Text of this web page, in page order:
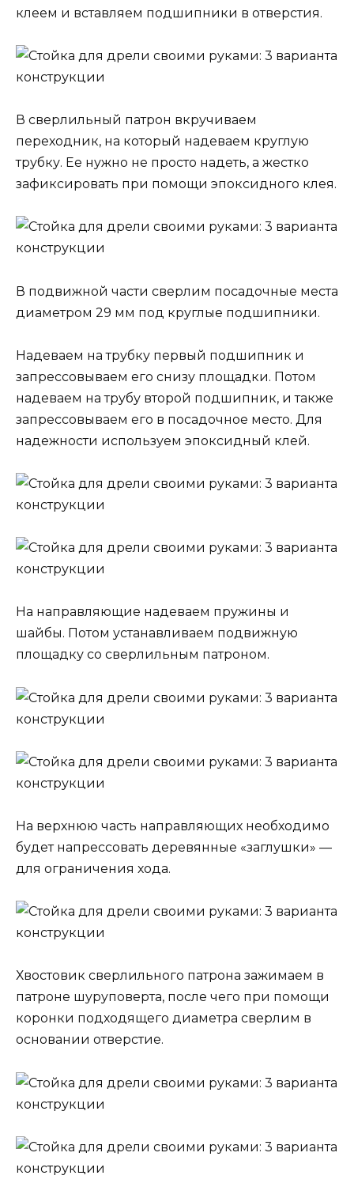
клеем и вставляем подшипники в отверстия.
В сверлильный патрон вкручиваем
переходник, на который надеваем круглую
трубку. Ее нужно не просто надеть, а жестко
зафиксировать при помощи эпоксидного клея.
В подвижной части сверлим посадочные места
диаметром 29 мм под круглые подшипники.
Надеваем на трубку первый подшипник и
запрессовываем его снизу площадки. Потом
надеваем на трубу второй подшипник, и также
запрессовываем его в посадочное место. Для
надежности используем эпоксидный клей.
На направляющие надеваем пружины и
шайбы. Потом устанавливаем подвижную
площадку со сверлильным патроном.
На верхнюю часть направляющих необходимо
будет напрессовать деревянные «заглушки» —
для ограничения хода.
Хвостовик сверлильного патрона зажимаем в
патроне шуруповерта, после чего при помощи
коронки подходящего диаметра сверлим в
основании отверстие.